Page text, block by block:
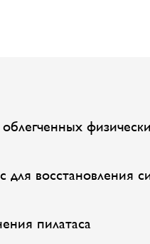
для восстановления
пилатаса